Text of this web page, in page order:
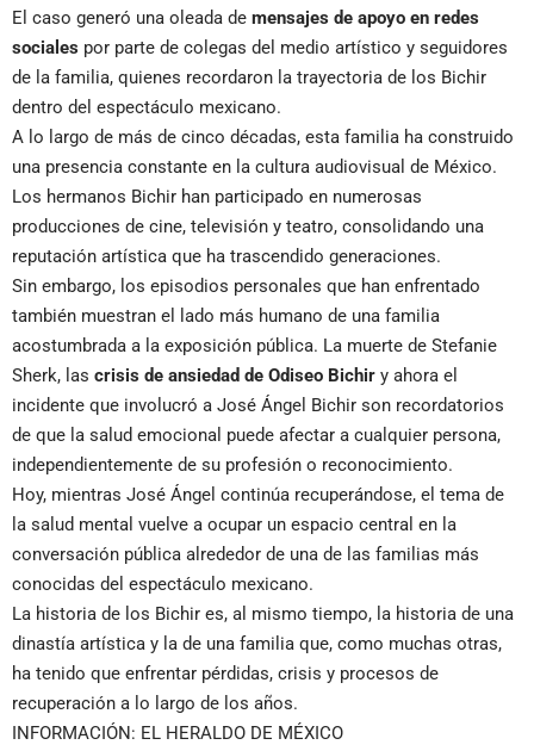
El caso generó una oleada de mensajes de apoyo en redes
sociales por parte de colegas del medio artístico y seguidores
de la familia, quienes recordaron la trayectoria de los Bichir
dentro del espectáculo mexicano.
A lo largo de más de cinco décadas, esta familia ha construido
una presencia constante en la cultura audiovisual de México.
Los hermanos Bichir han participado en numerosas
producciones de cine, televisión y teatro, consolidando una
reputación artística que ha trascendido generaciones.
Sin embargo, los episodios personales que han enfrentado
también muestran el lado más humano de una familia
acostumbrada a la exposición pública. La muerte de Stefanie
Sherk, las crisis de ansiedad de Odiseo Bichir y ahora el
incidente que involucró a José Ángel Bichir son recordatorios
de que la salud emocional puede afectar a cualquier persona,
independientemente de su profesión o reconocimiento.
Hoy, mientras José Ángel continúa recuperándose, el tema de
la salud mental vuelve a ocupar un espacio central en la
conversación pública alrededor de una de las familias más
conocidas del espectáculo mexicano.
La historia de los Bichir es, al mismo tiempo, la historia de una
dinastía artística y la de una familia que, como muchas otras,
ha tenido que enfrentar pérdidas, crisis y procesos de
recuperación a lo largo de los años.
INFORMACIÓN: EL HERALDO DE MÉXICO